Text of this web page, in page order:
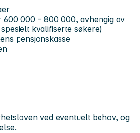
000 – 800 000, avhengig av
kvalifiserte søkere)
pensjonskasse
ved eventuelt behov, og